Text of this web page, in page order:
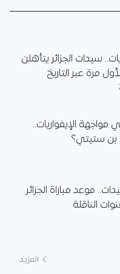
سيدات الجزائر يتأهلن
مرة عبر التاريخ
مواجهة الإيفواريات..
بن ستيتي؟
موعد مباراة الجزائر
الناقلة
المزيد